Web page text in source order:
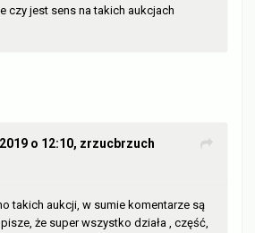
czy jest sens na takich aukcjach
o 12:10, zrzucbrzuch
takich aukcji, w sumie komentarze są
że super wszystko działa , część,